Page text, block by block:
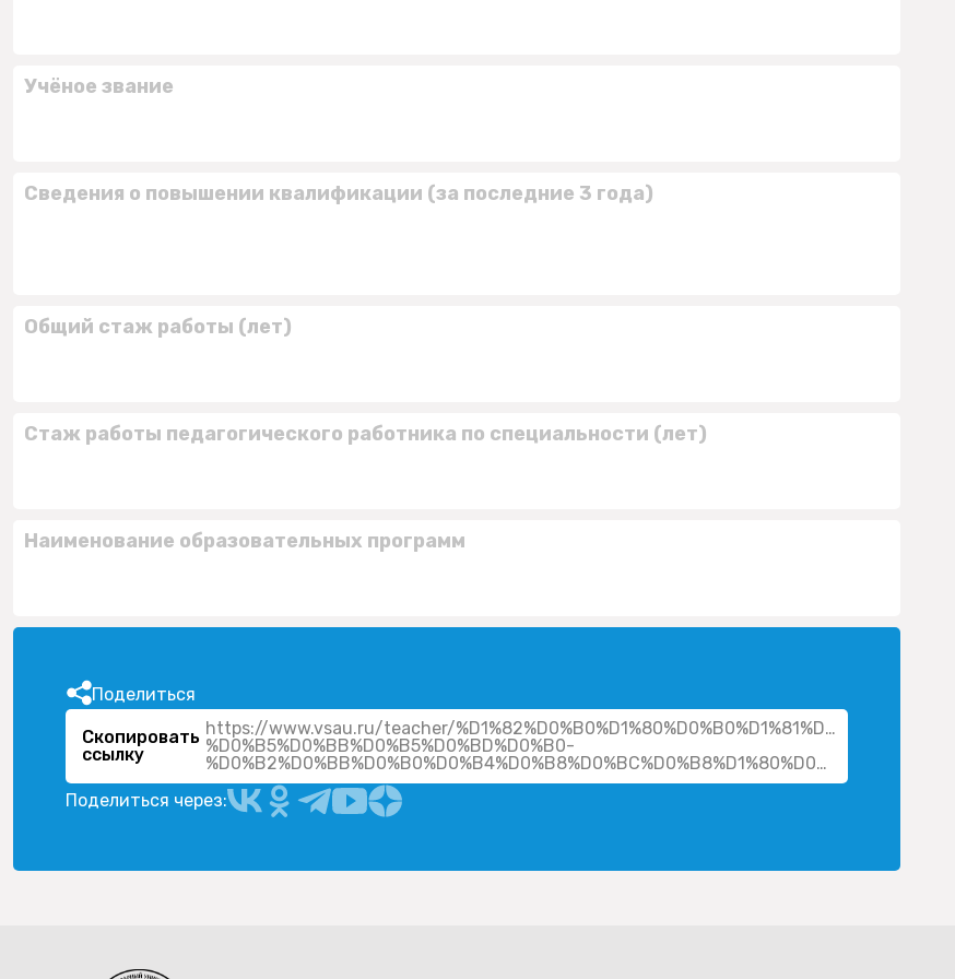
Учёное звание
Сведения о повышении квалификации (за последние 3 года)
Общий стаж работы (лет)
Стаж работы педагогического работника по специальности (лет)
Наименование образовательных программ
Поделиться
Скопировать
ссылку
https://www.vsau.ru/teacher/
%D0%B5%D0%BB%D0%B5%D0%BD%D0%B0-
%D0%B2%D0%BB%D0%B0%D0%B4%D0%B8%D0%BC%D0%B8%D1%80%D0%BE%D0%B2%D0%BD%D0%B0/
Поделиться через: